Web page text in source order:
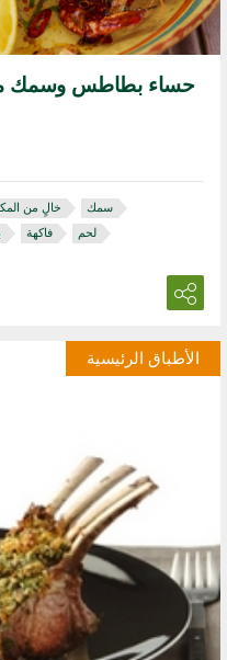
حساء بطاطس وسمك
خالٍ من
سمك
فاكهة لحم
الأطباق الرئيسية